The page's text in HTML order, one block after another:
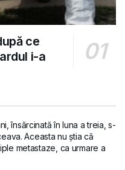
ce
i-a
însărcinată în luna a treia, s-
Aceasta nu știa că
metastaze, ca urmare a